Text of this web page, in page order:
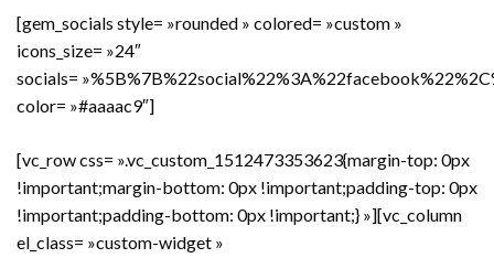
[gem_socials style= »rounded » colored= »custom »
icons_size= »24″
socials=
color= »#aaaac9″]
[vc_row css= ».vc_custom_1512473353623{margin-top: 0px
!important;margin-bottom: 0px !important;padding-top: 0px
!important;padding-bottom: 0px !important;} »][vc_column
el_class= »custom-widget »